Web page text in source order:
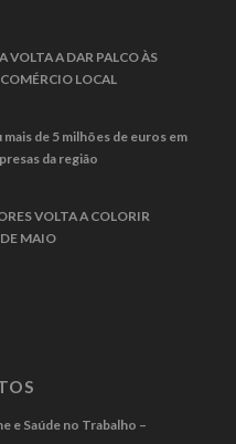
VOLTA A DAR PALCO ÀS
LOCAL
de 5 milhões de euros em
da região
VOLTA A COLORIR
MAIO
e Saúde no Trabalho –